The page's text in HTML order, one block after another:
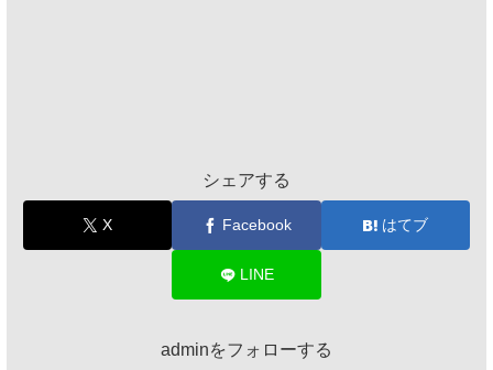
シェアする
X Facebook はてブ
LINE
adminをフォローする